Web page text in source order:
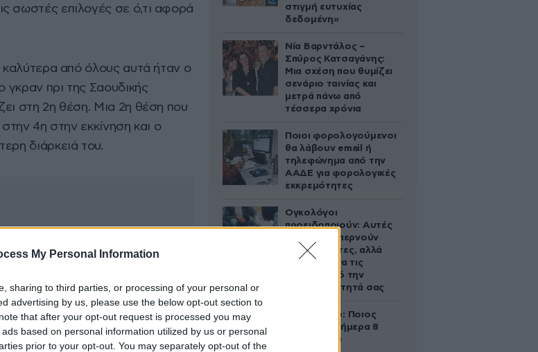
My Personal Information
sharing to third parties, or processing of your personal or
advertising by us, please use the below opt-out section to
that after your opt-out request is processed you may
based on personal information utilized by us or personal
prior to your opt-out. You may separately opt-out of the
σωστές επιλογές σε ό,τι αφορά
καλύτερα από όλους αυτά ήταν ο
γκραν πρι της Σαουδικής
στη 2η θέση. Μια 2η θέση που
4η στην εκκίνηση και ο
διάρκειά του.
στιγμή ευτυχίας
δεδομένη»
Νία Βαρντάλος –
Σπύρος Κατσαγάνης:
Μια σχέση που θυμίζει
σενάριο ταινίας και
μετρά πάνω από
τέσσερα χρόνια
Ποιοι φορολογούμενοι
θα λάβουν email ή
τηλεφώνημα από την
ΑΑΔΕ για φορολογικές
εκκρεμότητες
Ογκολόγοι
προειδοποιούν: Αυτές
οι τροφές, περνούν
απαρατήρητες, αλλά
καλό είναι να τις
βγάλετε από την
καθημερινότητά σας
Εορτολόγιο: Ποιος
γιορτάζει σήμερα 8
Αυγούστου